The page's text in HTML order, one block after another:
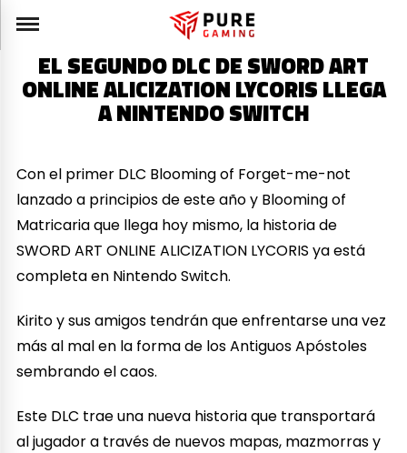
EL SEGUNDO DLC DE SWORD ART
ONLINE ALICIZATION LYCORIS LLEGA
A NINTENDO SWITCH
Con el primer DLC Blooming of Forget-me-not
lanzado a principios de este año y Blooming of
Matricaria que llega hoy mismo, la historia de
SWORD ART ONLINE ALICIZATION LYCORIS ya está
completa en Nintendo Switch.
Kirito y sus amigos tendrán que enfrentarse una vez
más al mal en la forma de los Antiguos Apóstoles
sembrando el caos.
Este DLC trae una nueva historia que transportará
al jugador a través de nuevos mapas, mazmorras y